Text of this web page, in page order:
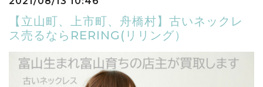
【立山町、上市町、舟橋村】古いネックレ
ス売るならRERING(リリング）